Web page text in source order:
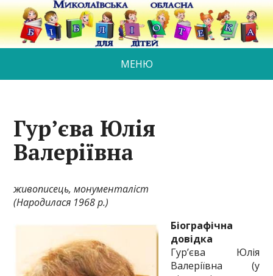
МЕНЮ
Гур’єва Юлія
Валеріївна
живописець, монументаліст
(Народилася 1968 р.)
Біографічна
довідка
Гур’єва Юлія
Валеріївна (у